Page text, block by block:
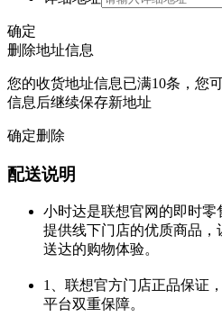
确定
删除地址信息
您的收货地址信息已满10条，您
信息后继续保存新地址
确定删除
配送说明
小时达是联想官网的即时
提供线下门店的优质商品
送达的购物体验。
1、联想官方门店正品保证
平台双重保障。